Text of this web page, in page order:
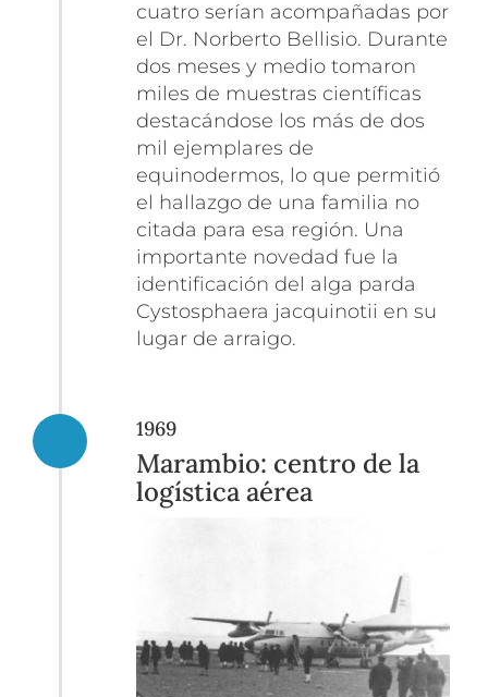
cuatro serían acompañadas por
el Dr. Norberto Bellisio. Durante
dos meses y medio tomaron
miles de muestras científicas
destacándose los más de dos
mil ejemplares de
equinodermos, lo que permitió
el hallazgo de una familia no
citada para esa región. Una
importante novedad fue la
identificación del alga parda
Cystosphaera jacquinotii en su
lugar de arraigo.
1969
Marambio: centro de la
logística aérea